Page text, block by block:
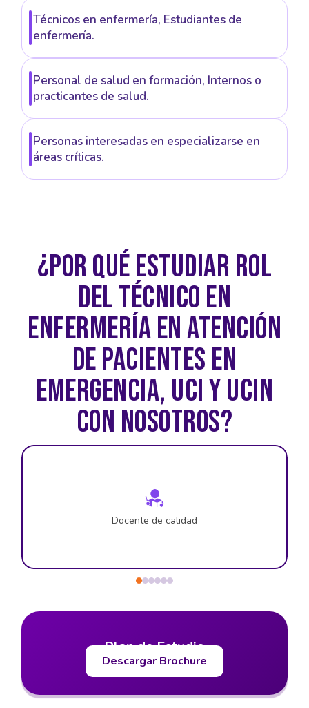
Técnicos en enfermería, Estudiantes de
enfermería.
Personal de salud en formación, Internos o
practicantes de salud.
Personas interesadas en especializarse en
áreas críticas.
¿POR QUÉ ESTUDIAR ROL
DEL TÉCNICO EN
ENFERMERÍA EN ATENCIÓN
DE PACIENTES EN
EMERGENCIA, UCI Y UCIN
CON NOSOTROS?
Docente de calidad
Plan de Estudio
Descargar Brochure